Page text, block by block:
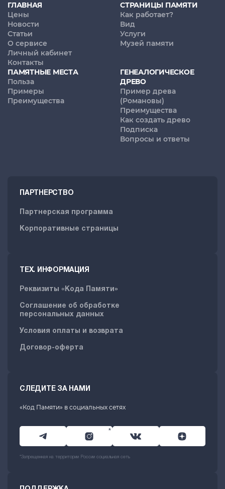
ГЛАВНАЯ
Цены
Новости
Статьи
О сервисе
Личный кабинет
Контакты
СТРАНИЦЫ ПАМЯТИ
Как работает?
Вид
Услуги
Музей памяти
ПАМЯТНЫЕ МЕСТА
Польза
Примеры
Преимущества
ГЕНЕАЛОГИЧЕСКОЕ
ДРЕВО
Пример древа
(Романовы)
Преимущества
Как создать древо
Подписка
Вопросы и ответы
ПАРТНЕРСТВО
Партнерская программа
Корпоративные страницы
ТЕХ. ИНФОРМАЦИЯ
Реквизиты «Кода Памяти»
Соглашение об обработке
персональных данных
Условия оплаты и возврата
Договор-оферта
СЛЕДИТЕ ЗА НАМИ
«Код Памяти» в социальных сетях
*
*Запрещенная на территории России социальная сеть